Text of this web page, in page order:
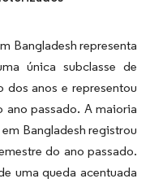
Bangladesh representa
única subclasse de
dos anos e representou
ano passado. A maioria
Bangladesh registrou
do ano passado.
uma queda acentuada